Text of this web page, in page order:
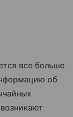
все больше
об